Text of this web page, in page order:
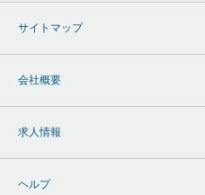
サイトマップ
会社概要
求人情報
ヘルプ